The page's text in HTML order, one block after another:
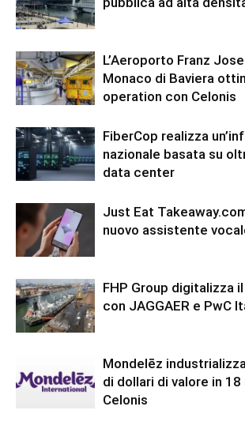
L’Aeroporto Franz
Monaco di Baviera
operation con Celonis
FiberCop realizza
nazionale basata su
data center
Just Eat
nuovo assistente
FHP Group digitalizza
con JAGGAER e PwC
Mondelēz
di dollari di valore in
Celonis